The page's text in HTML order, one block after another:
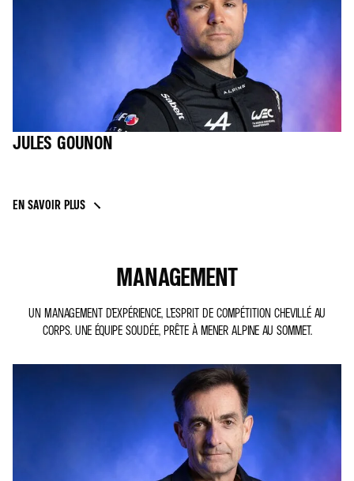
JULES GOUNON
EN SAVOIR PLUS
MANAGEMENT
UN MANAGEMENT D’EXPÉRIENCE, L’ESPRIT DE COMPÉTITION CHEVILLÉ AU
CORPS. UNE ÉQUIPE SOUDÉE, PRÊTE À MENER ALPINE AU SOMMET.